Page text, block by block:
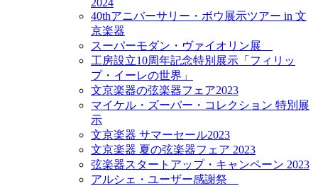
2024
40thアニバーサリー・ボウ展示ツアー in 文
京楽器
スーパーモダン・ヴァイオリン展
工房設立10周年記念特別展示「フィリッ
プ・イーレの世界」
文京楽器の弦楽器フェア2023
マイケル・ズーバー・コレクション 特別展
示
文京楽器 サマーセール2023
文京楽器 夏の弦楽器フェア 2023
弦楽器スタートアップ・キャンペーン 2023
アルシェ・ユーザー感謝祭